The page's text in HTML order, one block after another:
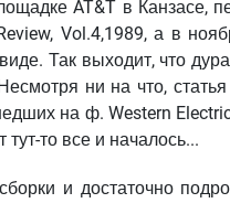
AT&T в Канзасе,
Vol.4,1989, а в
Так выходит, что
ни на что,
на ф. Western
то все и началось...
и достаточно